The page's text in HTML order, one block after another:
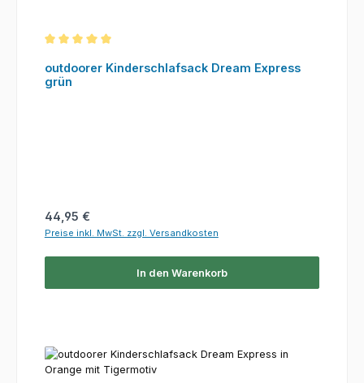
outdoorer Kinderschlafsack Dream Express
grün
Regulärer Preis:
44,95 €
Preise inkl. MwSt. zzgl. Versandkosten
In den Warenkorb